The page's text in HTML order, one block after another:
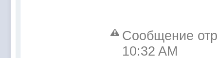
Сообщение
10:32 AM